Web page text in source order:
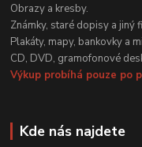
Obrazy a kresby.
Známky, staré dopisy a jiný
Plakáty, mapy, bankovky a
CD, DVD, gramofonové
Výkup probíhá pouze po
Kde nás najdete